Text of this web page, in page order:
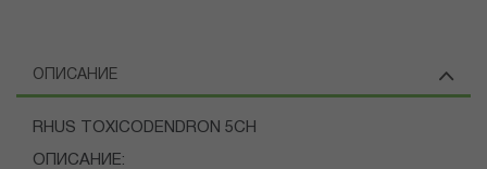
ОПИСАНИЕ
RHUS TOXICODENDRON 5CH
ОПИСАНИЕ: